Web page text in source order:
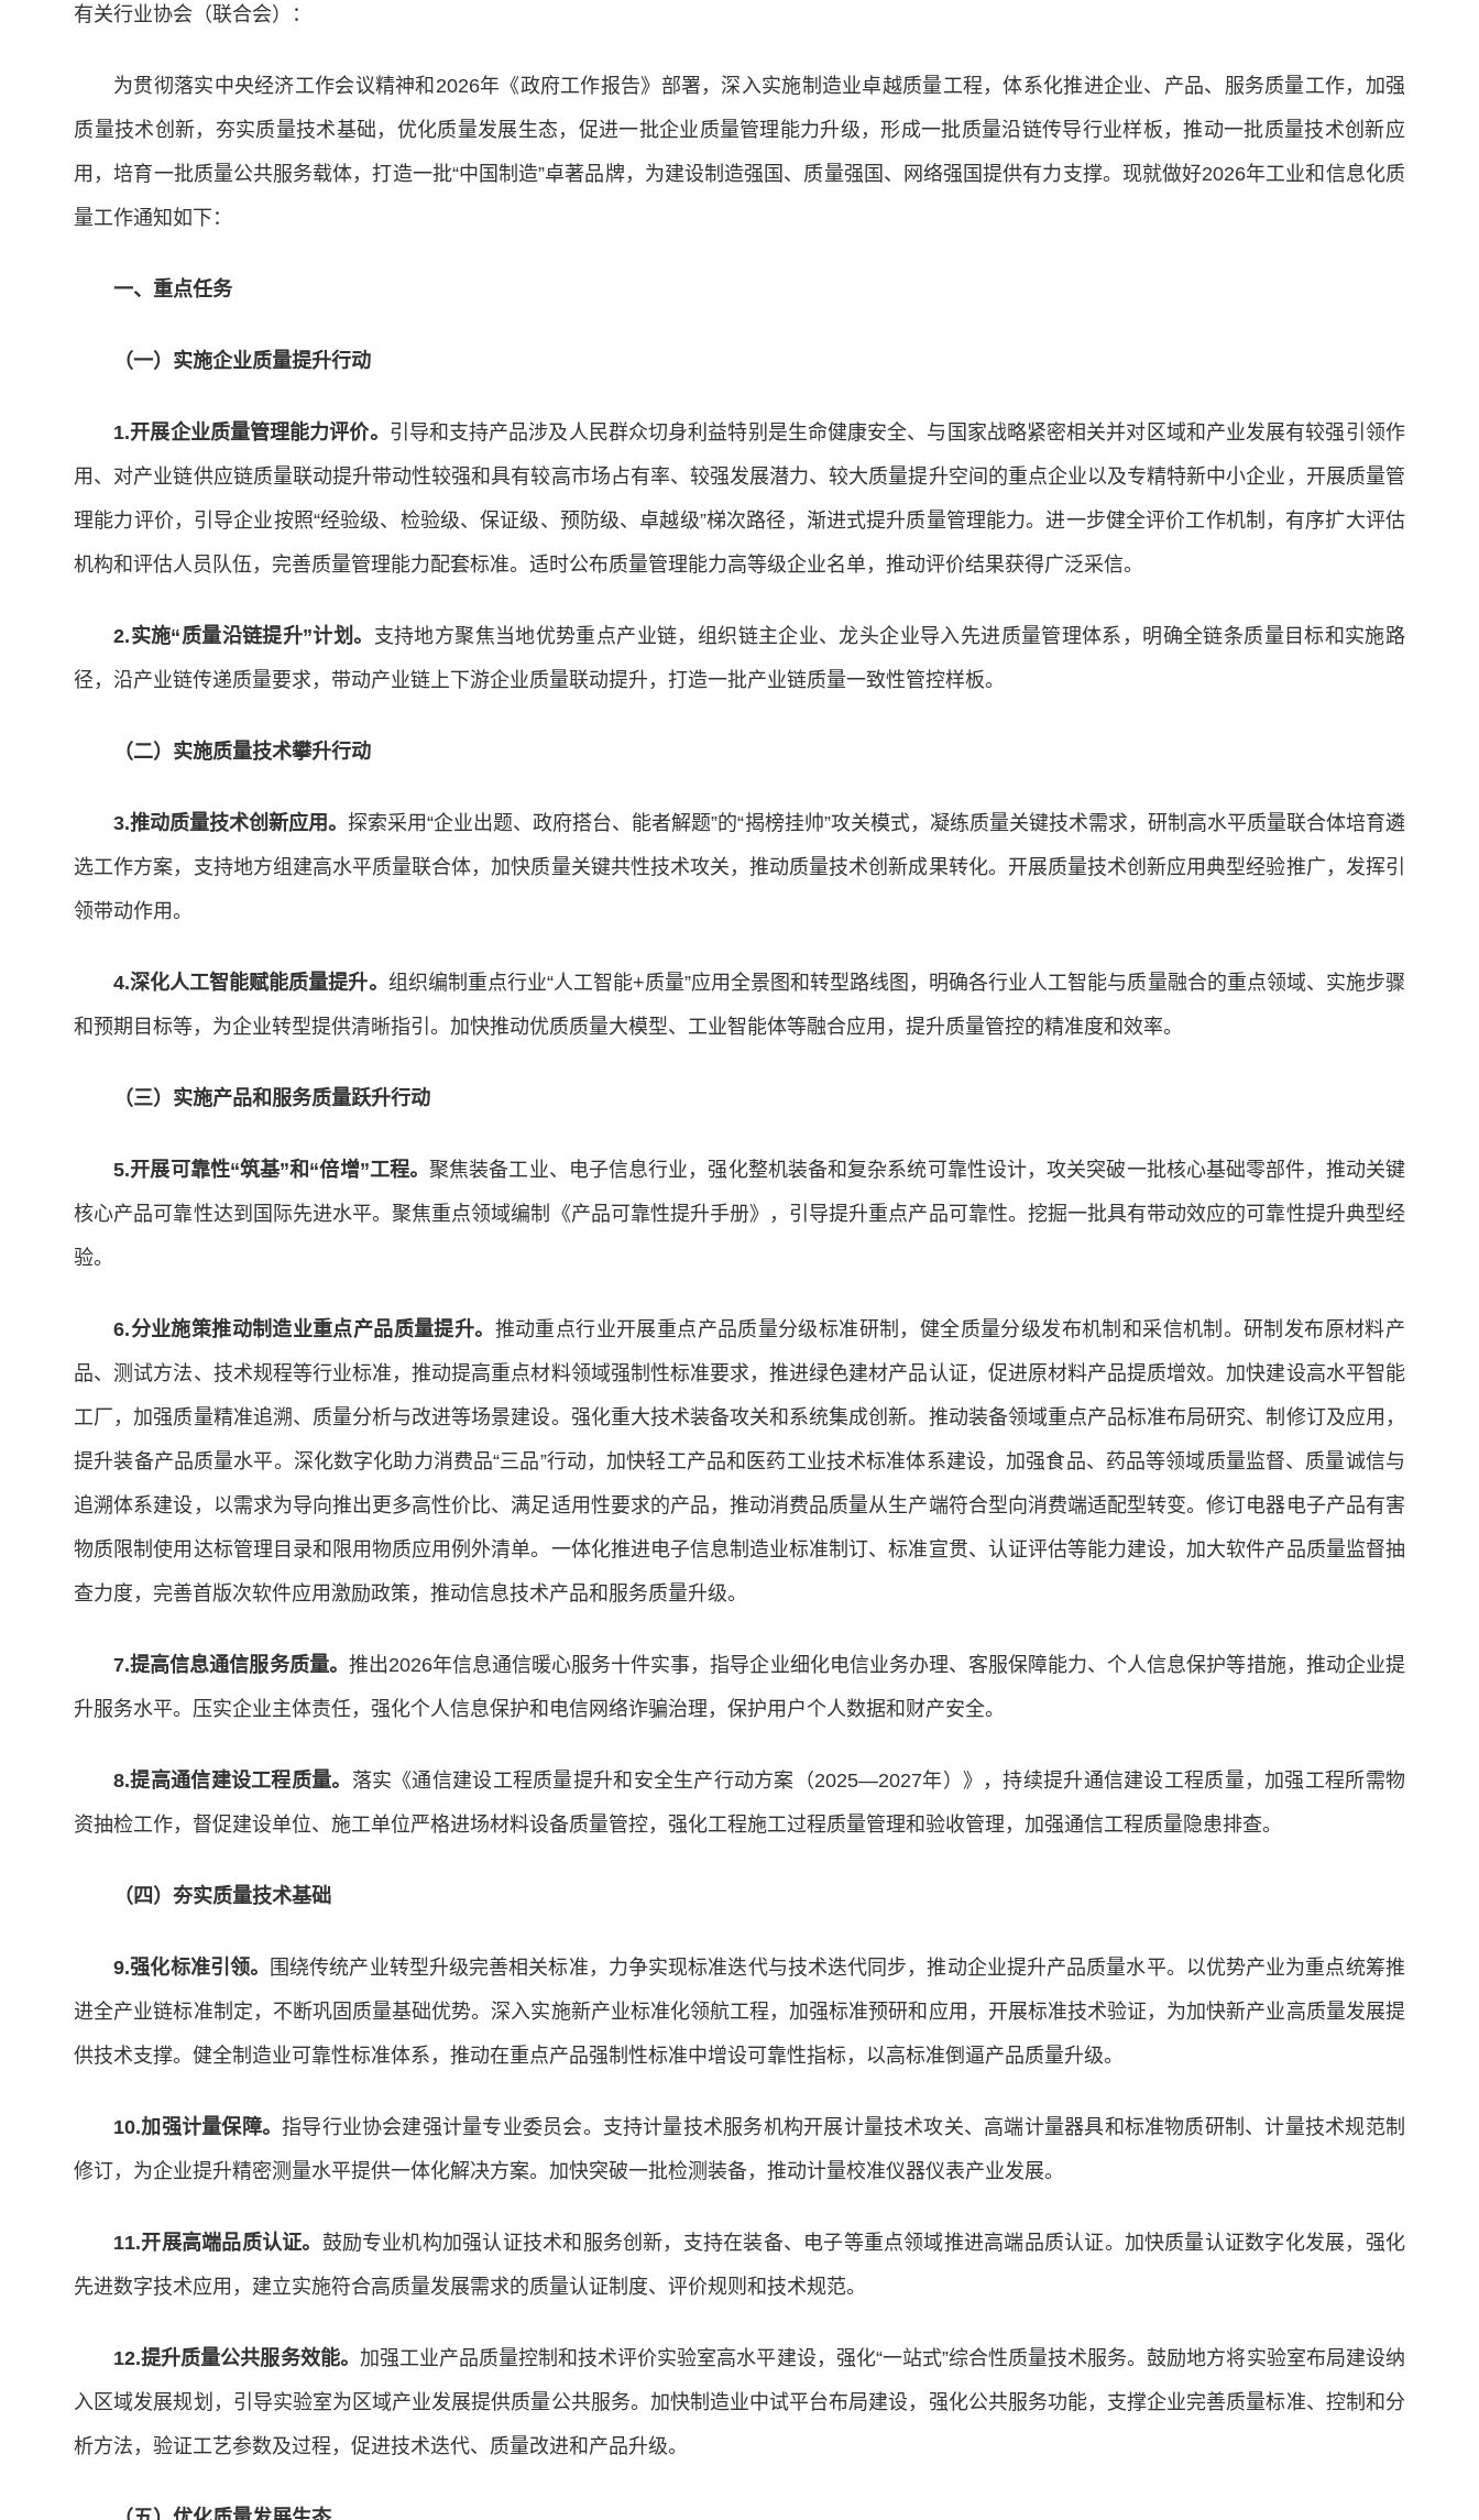
有关行业协会（联合会）：
为贯彻落实中央经济工作会议精神和2026年《政府工作报告》部署，深入实施制造业卓越质量工程，体系化推进企业、产品、服务质量工作，加强
质量技术创新，夯实质量技术基础，优化质量发展生态，促进一批企业质量管理能力升级，形成一批质量沿链传导行业样板，推动一批质量技术创新应
用，培育一批质量公共服务载体，打造一批“中国制造”卓著品牌，为建设制造强国、质量强国、网络强国提供有力支撑。现就做好2026年工业和信息化质
量工作通知如下：
一、 重点任务
（一）实施企业质量提升行动
1.开展企业质量管理能力评价。 引导和支持产品涉及人民群众切身利益特别是生命健康安全、与国家战略紧密相关并对区域和产业发展有较强引领作
用、对产业链供应链质量联动提升带动性较强和具有较高市场占有率、较强发展潜力、较大质量提升空间的重点企业以及专精特新中小企业，开展质量管
理能力评价，引导企业按照“经验级、检验级、保证级、预防级、卓越级”梯次路径，渐进式提升质量管理能力。进一步健全评价工作机制，有序扩大评估
机构和评估人员队伍，完善质量管理能力配套标准。适时公布质量管理能力高等级企业名单，推动评价结果获得广泛采信。
2.实施“质量沿链提升”计划。 支持地方聚焦当地优势重点产业链，组织链主企业、龙头企业导入先进质量管理体系，明确全链条质量目标和实施路
径，沿产业链传递质量要求，带动产业链上下游企业质量联动提升，打造一批产业链质量一致性管控样板。
（二）实施质量技术攀升行动
3.推动质量技术创新应用。探索采用“企业出题、政府搭台、能者解题”的“揭榜挂帅”攻关模式，凝练质量关键技术需求，研制高水平质量联合体培育遴
选工作方案，支持地方组建高水平质量联合体，加快质量关键共性技术攻关，推动质量技术创新成果转化。开展质量技术创新应用典型经验推广，发挥引
领带动作用。
4.深化人工智能赋能质量提升。 组织编制重点行业“人工智能+质量”应用全景图和转型路线图，明确各行业人工智能与质量融合的重点领域、实施步骤
和预期目标等，为企业转型提供清晰指引。加快推动优质质量大模型、工业智能体等融合应用，提升质量管控的精准度和效率。
（三）实施产品和服务质量跃升行动
5.开展可靠性“筑基”和“倍增”工程。聚焦装备工业、电子信息行业，强化整机装备和复杂系统可靠性设计，攻关突破一批核心基础零部件，推动关键
核心产品可靠性达到国际先进水平。聚焦重点领域编制《产品可靠性提升手册》，引导提升重点产品可靠性。挖掘一批具有带动效应的可靠性提升典型经
验。
6.分业施策推动制造业重点产品质量提升。 推动重点行业开展重点产品质量分级标准研制，健全质量分级发布机制和采信机制。研制发布原材料产
品、测试方法、技术规程等行业标准，推动提高重点材料领域强制性标准要求，推进绿色建材产品认证，促进原材料产品提质增效。加快建设高水平智能
工厂，加强质量精准追溯、质量分析与改进等场景建设。强化重大技术装备攻关和系统集成创新。推动装备领域重点产品标准布局研究、制修订及应用，
提升装备产品质量水平。深化数字化助力消费品“三品”行动，加快轻工产品和医药工业技术标准体系建设，加强食品、药品等领域质量监督、质量诚信与
追溯体系建设，以需求为导向推出更多高性价比、满足适用性要求的产品，推动消费品质量从生产端符合型向消费端适配型转变。修订电器电子产品有害
物质限制使用达标管理目录和限用物质应用例外清单。一体化推进电子信息制造业标准制订、标准宣贯、认证评估等能力建设，加大软件产品质量监督抽
查力度，完善首版次软件应用激励政策，推动信息技术产品和服务质量升级。
7.提高信息通信服务质量。 推出2026年信息通信暖心服务十件实事，指导企业细化电信业务办理、客服保障能力、个人信息保护等措施，推动企业提
升服务水平。压实企业主体责任，强化个人信息保护和电信网络诈骗治理，保护用户个人数据和财产安全。
8.提高通信建设工程质量。 落实《通信建设工程质量提升和安全生产行动方案（2025—2027年）》，持续提升通信建设工程质量，加强工程所需物
资抽检工作，督促建设单位、施工单位严格进场材料设备质量管控，强化工程施工过程质量管理和验收管理，加强通信工程质量隐患排查。
（四）夯实质量技术基础
9.强化标准引领。
围绕传统产业转型升级完善相关标准，力争实现标准迭代与技术迭代同步，推动企业提升产品质量水平。以优势产业为重点统筹推
进全产业链标准制定，不断巩固质量基础优势。深入实施新产业标准化领航工程，加强标准预研和应用，开展标准技术验证，为加快新产业高质量发展提
供技术支撑。健全制造业可靠性标准体系，推动在重点产品强制性标准中增设可靠性指标，以高标准倒逼产品质量升级。
10.加强计量保障。指导行业协会建强计量专业委员会。支持计量技术服务机构开展计量技术攻关、高端计量器具和标准物质研制、计量技术规范制
修订，为企业提升精密测量水平提供一体化解决方案。加快突破一批检测装备，推动计量校准仪器仪表产业发展。
11.开展高端品质认证。 鼓励专业机构加强认证技术和服务创新，支持在装备、电子等重点领域推进高端品质认证。加快质量认证数字化发展，强化
先进数字技术应用，建立实施符合高质量发展需求的质量认证制度、评价规则和技术规范。
12.提升质量公共服务效能。 加强工业产品质量控制和技术评价实验室高水平建设，强化“一站式”综合性质量技术服务。鼓励地方将实验室布局建设纳
入区域发展规划，引导实验室为区域产业发展提供质量公共服务。加快制造业中试平台布局建设，强化公共服务功能，支撑企业完善质量标准、控制和分
析方法，验证工艺参数及过程，促进技术迭代、质量改进和产品升级。